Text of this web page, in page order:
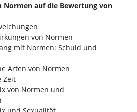
Normen auf die Bewertung von
von Normen
mit Normen: Schuld und
Arten von Normen
Zeit
von Normen und